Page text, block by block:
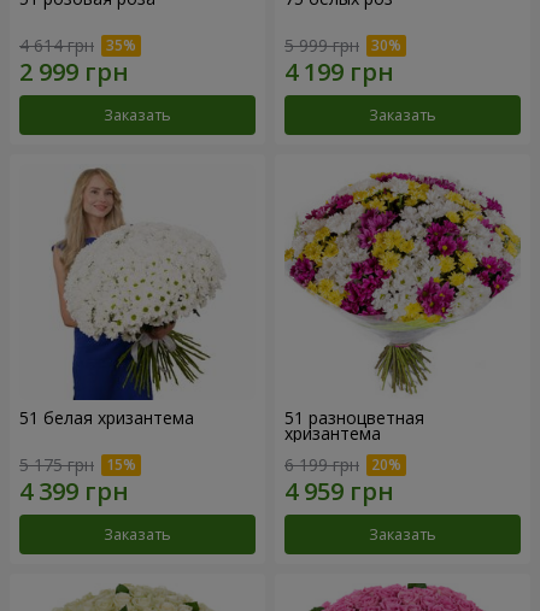
4 614 грн
Заказать
5 999 грн
Заказать
51 белая хризантема
5 175 грн
Заказать
51 разноцветная
хризантема
6 199 грн
Заказать